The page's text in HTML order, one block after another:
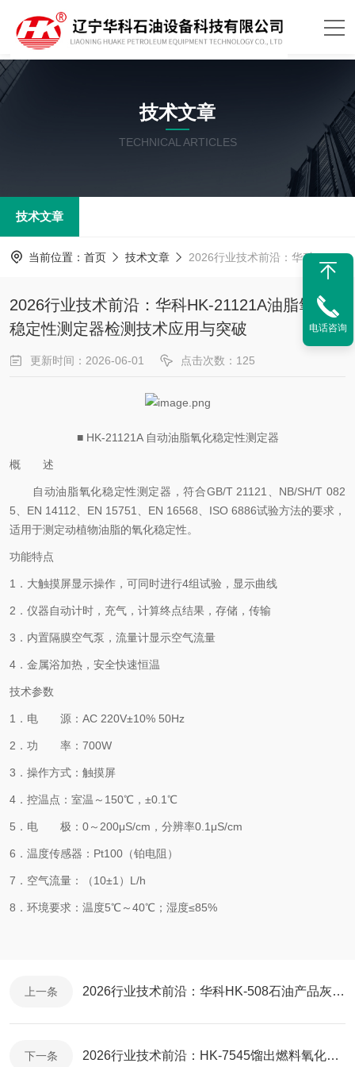
技术文章
TECHNICAL ARTICLES
技术文章
当前位置： 首页 技术文章 2026行业技术前沿：华科HK-21121A油脂氧化稳定性测定器检测技术应用与突破
2026行业技术前沿：华科HK-21121A油脂氧化
稳定性测定器检测技术应用与突破
更新时间：2026-06-01 点击次数：125
■ HK-21121A 自动油脂氧化稳定性测定器
概 述
自动油脂氧化稳定性测定器，符合GB/T 21121、NB/SH/T 082
5、EN 14112、EN 15751、EN 16568、ISO 6886试验方法的要求，
适用于测定动植物油脂的氧化稳定性。
功能特点
1．大触摸屏显示操作，可同时进行4组试验，显示曲线
2．仪器自动计时，充气，计算终点结果，存储，传输
3．内置隔膜空气泵，流量计显示空气流量
4．金属浴加热，安全快速恒温
技术参数
1．电 源：AC 220V±10% 50Hz
2．功 率：700W
3．操作方式：触摸屏
4．控温点：室温～150℃，±0.1℃
5．电 极：0～200μS/cm，分辨率0.1μS/cm
6．温度传感器：Pt100（铂电阻）
7．空气流量：（10±1）L/h
8．环境要求：温度5℃～40℃；湿度≤85%
上一条 2026行业技术前沿：华科HK-508石油产品灰分测定器自动检测技术应用与突破
下一条 2026行业技术前沿：HK-7545馏出燃料氧化安定性测定器检测技术应用与突破
电话咨询